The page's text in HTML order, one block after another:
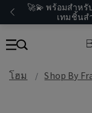
🚀💫 พร้อมสำห
เทมชิ้นส
โฮม Shop By